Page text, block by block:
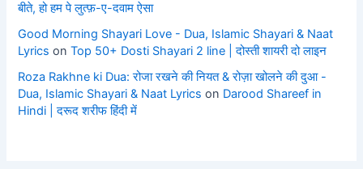
बीते, हो हम पे लुत्फ़-ए-दवाम ऐसा
Good Morning Shayari Love - Dua, Islamic Shayari & Naat
Lyrics onTop 50+ Dosti Shayari 2 line | दोस्ती शायरी दो लाइन
Roza Rakhne ki Dua: रोजा रखने की नियत & रोज़ा खोलने की दुआ -
Dua, Islamic Shayari & Naat Lyrics on Darood Shareef in
Hindi | दरूद शरीफ हिंदी में